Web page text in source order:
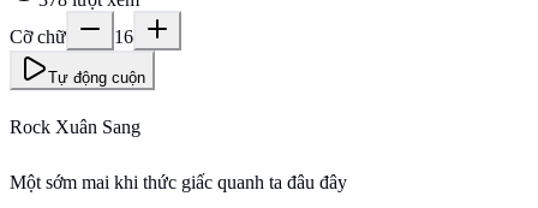
Cỡ chữ
16
Tự động cuộn
Rock Xuân Sang
Một sớm mai khi thức giấc quanh ta đâu đây